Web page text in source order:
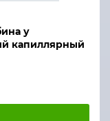
у
капиллярный